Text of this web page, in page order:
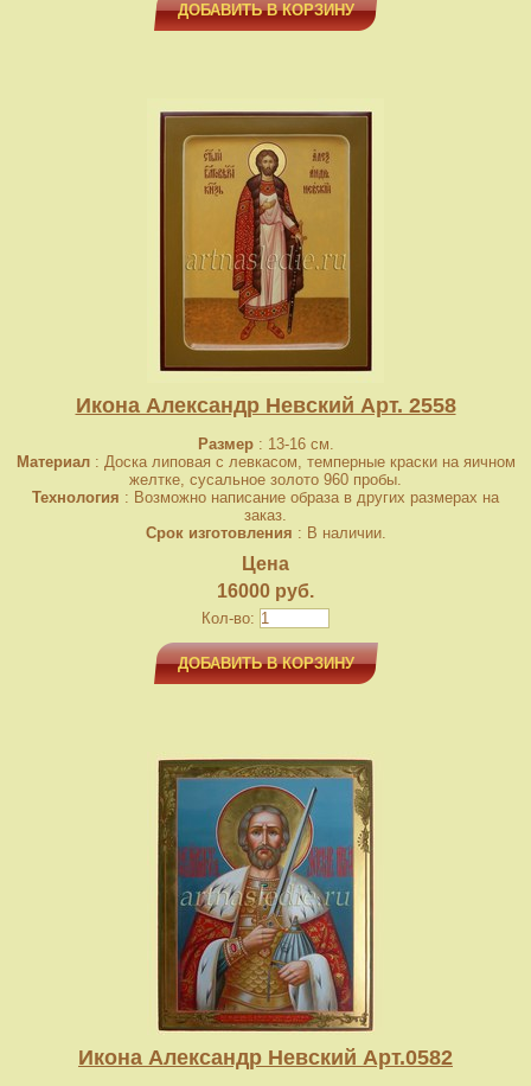
ДОБАВИТЬ В КОРЗИНУ
Икона Александр Невский Арт. 2558
Размер: 13-16 см.
Материал: Доска липовая с левкасом, темперные краски на яичном
желтке, сусальное золото 960 пробы.
Технология : Возможно написание образа в других размерах на
заказ.
Срок изготовления : В наличии.
Цена
16000 руб.
Кол-во:
ДОБАВИТЬ В КОРЗИНУ
Икона Александр Невский Арт.0582